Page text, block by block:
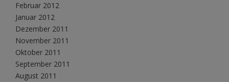
Februar 2012
Januar 2012
Dezember 2011
November 2011
Oktober 2011
September 2011
August 2011